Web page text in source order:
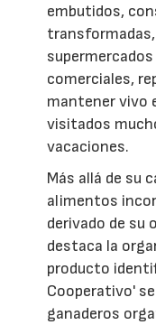
embutidos,
comerciales,
mantener vivo
visitados
vacaciones.
Más allá de su
alimentos
derivado de su
destaca la
producto
Cooperativo'
ganaderos